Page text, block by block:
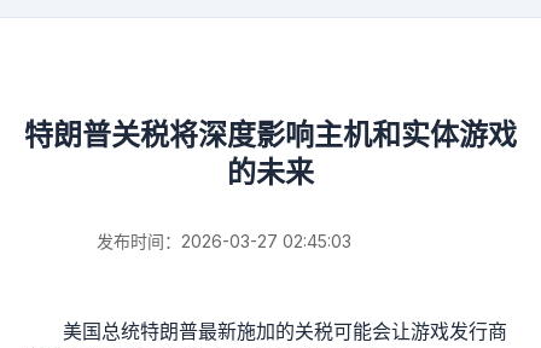
特朗普关税将深度影响主机和实体游戏
的未来
发布时间：2026-03-27 02:45:03
美国总统特朗普最新施加的关税可能会让游戏发行商